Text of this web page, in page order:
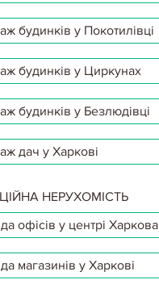
будинків у Покотилівці
будинків у Циркунах
будинків у Безлюдівці
дач у Харкові
НЕРУХОМІСТЬ
офісів у центрі Харкова
магазинів у Харкові